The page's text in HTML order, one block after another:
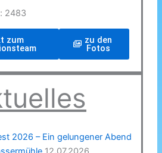
2483
zum zu den
Fotos
2026 – Ein gelungener Abend